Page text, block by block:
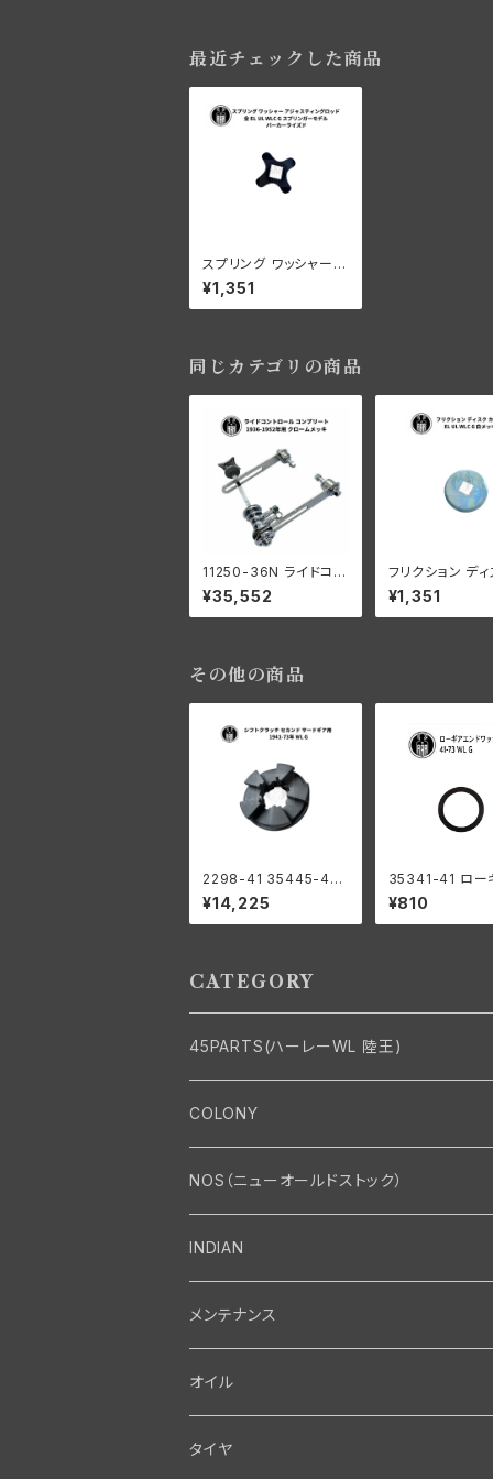
最近チェックした商品
スプリング ワッシャー 1
個 アジャスティングロッ
ド ハーレーダビッドソン
全 EL UL WLC G スプ
¥1,351
同じカテゴリの商品
11250-36N ライドコン
トロール コンプリート
ハーレーダビッドソン E
L UL WLC G スプリン
¥35,552
フリクション デ
ップ 1個 ハーレ
ドソン EL UL
白メッキ
¥1,351
その他の商品
2298-41 35445-41
シフトクラッチ セカンド
サードギア用 ハーレー
ダビッドソン 1941-73
¥14,225
35341-41 ロー
ンドワッシャー1
¥810
CATEGORY
45PARTS(ハーレーWL 陸王)
エンジン
エンジン・シリンダーヘッド
バルブ・タペット関係
マフラー・インテーク・キャブレター
マフラー関係
インテーク・キャブレター関係
エレクトリカル
ジェネレーター関係
ディストリビューター関係
駆動系
ドライブチェーン関係
スプロケット・ベルトドライブキット
フロントフォーク・フレーム
フロントフォーク関係
シート・サドルバッグ
COLONY
Bolt・Nut
Nut
Screw
Front End・Rear End
Wheel-Brake
Fork-Shockabsorber
Motor
Motor
Carbrator
Transmission・Primary
Transmission-Shifter
Gastank・Oiltank
NOS（ニューオールドストック）
INDIAN
メンテナンス
オイル
タイヤ